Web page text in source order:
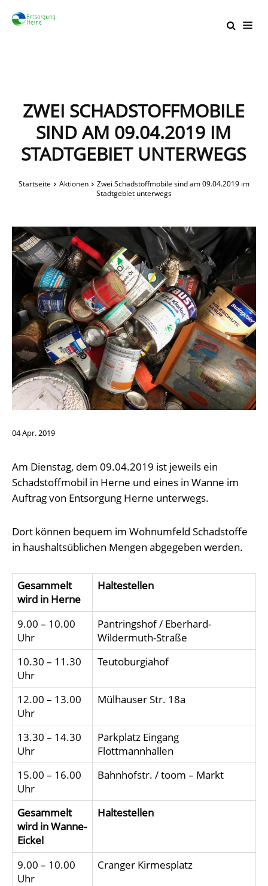
ZWEI SCHADSTOFFMOBILE
SIND AM 09.04.2019 IM
STADTGEBIET UNTERWEGS
Startseite Aktionen
Zwei Schadstoffmobile sind am 09.04.2019 im
Stadtgebiet unterwegs
04Apr.2019
Am Dienstag, dem 09.04.2019 ist jeweils ein
Schadstoffmobil in Herne und eines in Wanne im
Auftrag von Entsorgung Herne unterwegs.
Dort können bequem im Wohnumfeld Schadstoffe
in haushaltsüblichen Mengen abgegeben werden.
Gesammelt
wird in Herne
Haltestellen
9.00 – 10.00
Uhr
Pantringshof / Eberhard-
Wildermuth-Straße
10.30 – 11.30
Uhr
Teutoburgiahof
12.00 – 13.00
Uhr
Mülhauser Str. 18a
13.30 – 14.30
Uhr
Parkplatz Eingang
Flottmannhallen
15.00 – 16.00
Uhr
Bahnhofstr. / toom – Markt
Gesammelt
wird in Wanne-
Eickel
Haltestellen
9.00 – 10.00
Uhr
Cranger Kirmesplatz